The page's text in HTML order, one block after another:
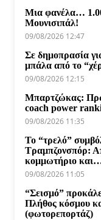
Μια φανέλα…
Μουνισιπάλ!
09/08/2026 12:47
Σε δημοπρασία
μπάλα από το
09/08/2026 12:15
Μπαρτζώκας:
coach power
09/08/2026 11:35
Το “τρελό”
Τραμπζονσπόρ:
κομμωτήριο και…
09/08/2026 11:05
“Σεισμό”
Πλήθος κόσμου
(φωτορεπορτάζ)